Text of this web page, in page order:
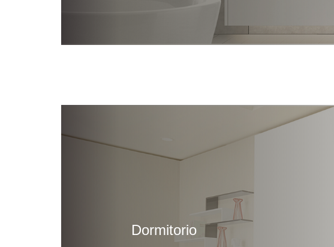
Dormitorio